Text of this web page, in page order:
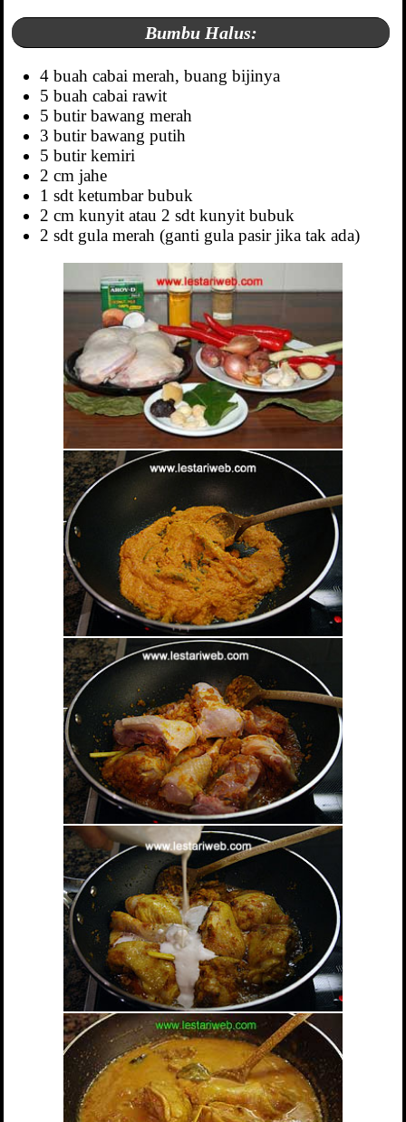
Bumbu Halus:
4 buah cabai merah, buang bijinya
5 buah cabai rawit
5 butir bawang merah
3 butir bawang putih
5 butir kemiri
2 cm jahe
1 sdt ketumbar bubuk
2 cm kunyit atau 2 sdt kunyit bubuk
2 sdt gula merah (ganti gula pasir jika tak ada)